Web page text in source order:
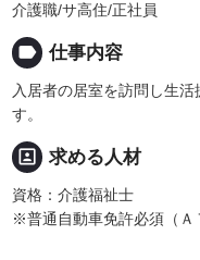
介護職/サ高住/正社員
label 仕事内容
入居者の居室を訪問し生
す。
portrait 求める人材
資格：介護福祉士
※普通自動車免許必須（Ａ